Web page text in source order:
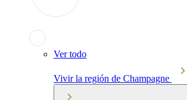
Ver todo
Vivir la región de Champagne